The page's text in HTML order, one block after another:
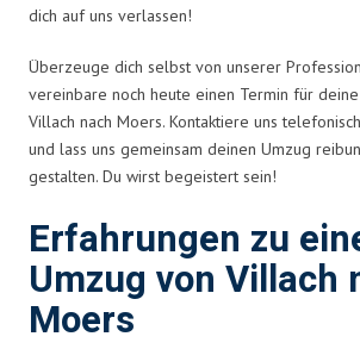
dich auf uns verlassen!
Überzeuge dich selbst von unserer
vereinbare noch heute einen Termin für
Villach nach Moers. Kontaktiere uns
und lass uns gemeinsam deinen Umzug
gestalten. Du wirst begeistert sein!
Erfahrungen zu
Umzug von Villach
Moers